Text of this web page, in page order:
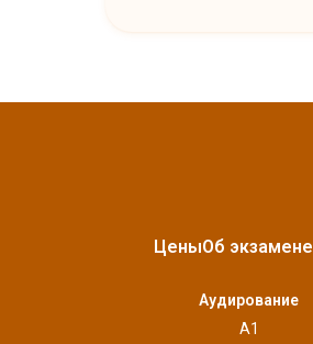
ЦеныОб экзамене
Аудирование
A1